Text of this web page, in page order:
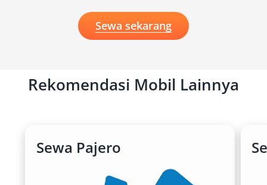
Sewa sekarang
Rekomendasi Mobil Lainnya
Sewa Pajero